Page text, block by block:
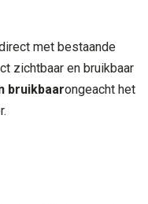
met bestaande
zichtbaar en bruikbaar
bruikbaarongeacht het